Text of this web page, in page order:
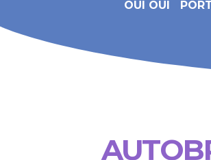
OUI OUI